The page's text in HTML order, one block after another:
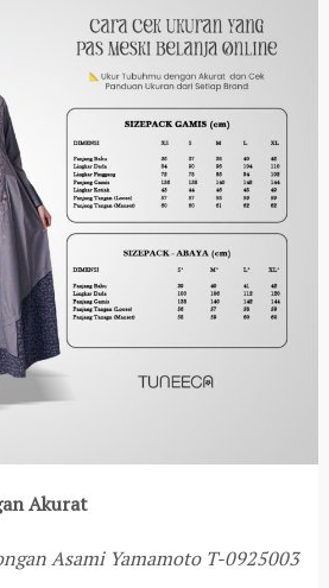
Akurat
Asami Yamamoto T-0925003